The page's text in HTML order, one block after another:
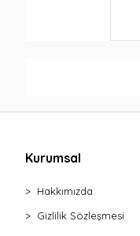
Kurumsal
Hakkımızda
Gizlilik Sözleşmesi